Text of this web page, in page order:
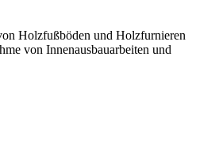
Holzfußböden und Holzfurnieren
von Innenausbauarbeiten und